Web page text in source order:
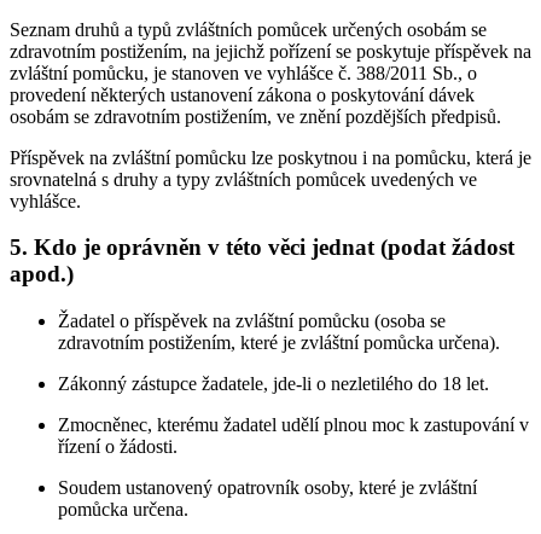
Seznam druhů a typů zvláštních pomůcek určených osobám se
zdravotním postižením, na jejichž pořízení se poskytuje příspěvek na
zvláštní pomůcku, je stanoven ve vyhlášce č. 388/2011 Sb., o
provedení některých ustanovení zákona o poskytování dávek
osobám se zdravotním postižením, ve znění pozdějších předpisů.
Příspěvek na zvláštní pomůcku lze poskytnou i na pomůcku, která je
srovnatelná s druhy a typy zvláštních pomůcek uvedených ve
vyhlášce.
5. Kdo je oprávněn v této věci jednat (podat žádost
apod.)
Žadatel o příspěvek na zvláštní pomůcku (osoba se
zdravotním postižením, které je zvláštní pomůcka určena).
Zákonný zástupce žadatele, jde-li o nezletilého do 18 let.
Zmocněnec, kterému žadatel udělí plnou moc k zastupování v
řízení o žádosti.
Soudem ustanovený opatrovník osoby, které je zvláštní
pomůcka určena.